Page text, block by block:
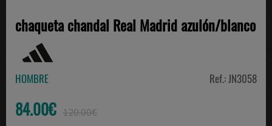
chaqueta chandal Real Madrid azulón/blanco
HOMBRE Ref.: JN3058
84.00€ 120.00€